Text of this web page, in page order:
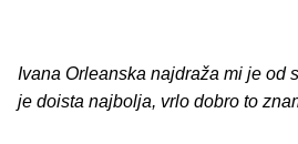
Ivana Orleanska najdraža mi je od
je doista najbolja, vrlo dobro to